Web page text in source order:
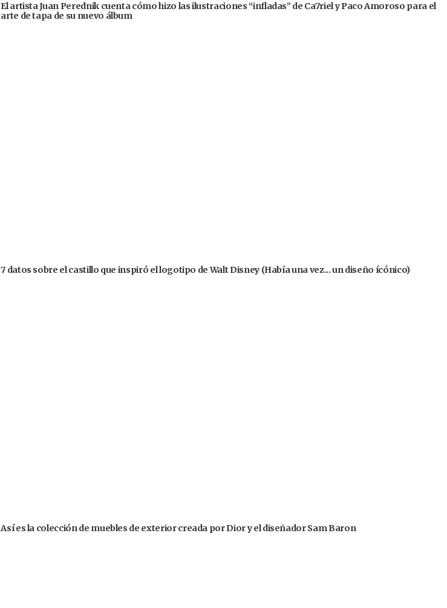
El artista Juan Perednik cuenta cómo hizo las ilustraciones “infladas” de Ca7riel y Paco Amoroso para el
arte de tapa de su nuevo álbum
7 datos sobre el castillo que inspiró el logotipo de Walt Disney (Había una vez... un diseño ícónico)
Así es la colección de muebles de exterior creada por Dior y el diseñador Sam Baron